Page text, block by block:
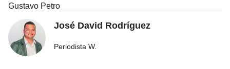
Gustavo Petro
José David Rodríguez
Periodista W.